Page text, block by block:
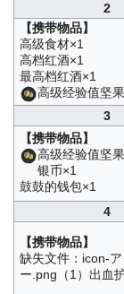
2
【携带物品】
高级食材×1
高档红酒×1
最高档红酒×1
高级经验值坚
3
【携带物品】
高级经验值坚
银币×1
鼓鼓的钱包×1
4
【携带物品】
缺失文件：icon-ア
ー.png（1）出血